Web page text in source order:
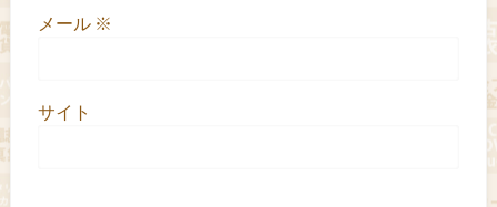
メール ※
サイト